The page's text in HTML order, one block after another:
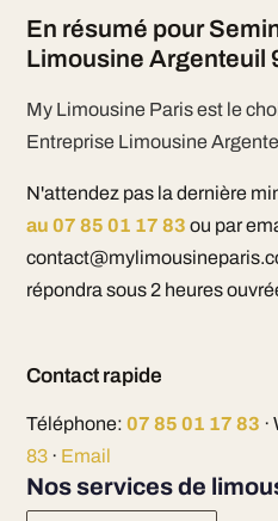
En résumé pour
Limousine Argenteuil
My Limousine Paris est le
Entreprise Limousine
N'attendez pas la dernière
au 07 85 01 17 83 ou par
répondra sous 2 heures
Contact rapide
Téléphone: 07 85 01 17 83 ·
83· Email
Nos services de